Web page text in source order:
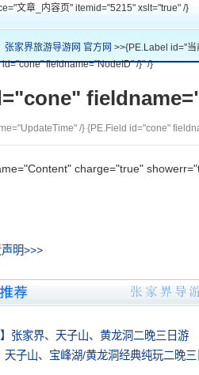
文章_内容页" itemid="5215" xslt="true" /}
张家界旅游导游网 官方网 >>{PE.Label id="
id="cone" fieldname="NodeID" /}" /}
/} {PE.Field id="cone"
charge="true"
明>>>
】张家界、天子山、黄龙洞二晚三日游
天子山、宝峰湖/黄龙洞经典纯玩二晚三